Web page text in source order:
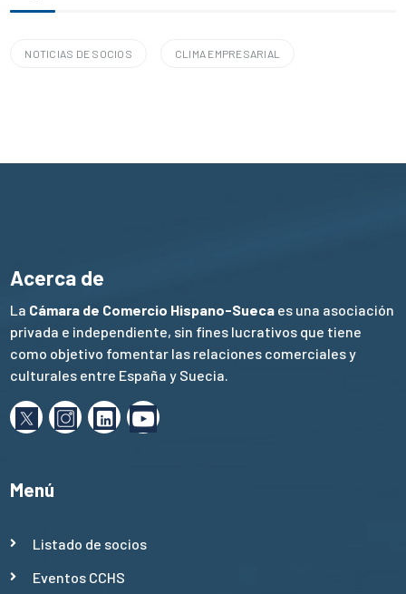
NOTICIAS DE SOCIOS CLIMA EMPRESARIAL
Acerca de
La Cámara de Comercio Hispano-Sueca es una asociación
privada e independiente, sin fines lucrativos que tiene
como objetivo fomentar las relaciones comerciales y
culturales entre España y Suecia.
Menú
Listado de socios
Eventos CCHS